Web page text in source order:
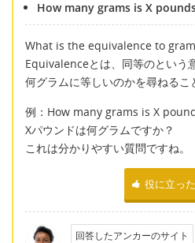
How many grams is X
What is the equivalence to
Equivalenceとは、同等のという
何グラムに等しいのかを尋ねるこ
例：How many grams is X
Xパウンドは何グラムですか？
これは分かりやすい質問ですね。
役に立った
回答したアンカーのサイト